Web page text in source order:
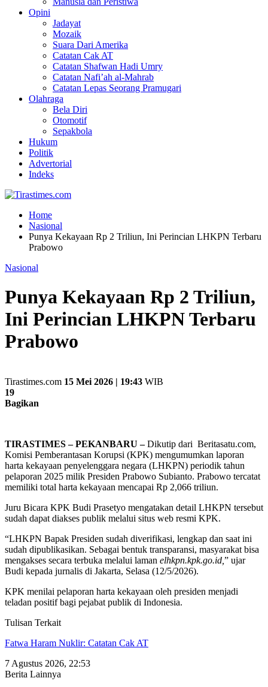
Opini
Jadayat
Mozaik
Suara Dari Amerika
Catatan Cak AT
Catatan Shafwan Hadi Umry
Catatan Nafi’ah al-Mahrab
Catatan Lepas Seorang Pramugari
Olahraga
Bela Diri
Otomotif
Sepakbola
Hukum
Politik
Advertorial
Indeks
Home
Nasional
Punya Kekayaan Rp 2 Triliun, Ini Perincian LHKPN Terbaru
Prabowo
Nasional
Punya Kekayaan Rp 2 Triliun,
Ini Perincian LHKPN Terbaru
Prabowo
Tirastimes.com 15 Mei 2026 | 19:43 WIB
19
Bagikan
TIRASTIMES – PEKANBARU –Dikutip dari Beritasatu.com,
Komisi Pemberantasan Korupsi (KPK) mengumumkan laporan
harta kekayaan penyelenggara negara (LHKPN) periodik tahun
pelaporan 2025 milik Presiden Prabowo Subianto. Prabowo tercatat
memiliki total harta kekayaan mencapai Rp 2,066 triliun.
Juru Bicara KPK Budi Prasetyo mengatakan detail LHKPN tersebut
sudah dapat diakses publik melalui situs web resmi KPK.
“LHKPN Bapak Presiden sudah diverifikasi, lengkap dan saat ini
sudah dipublikasikan. Sebagai bentuk transparansi, masyarakat bisa
mengakses secara terbuka melalui laman elhkpn.kpk.go.id, ” ujar
Budi kepada jurnalis di Jakarta, Selasa (12/5/2026).
KPK menilai pelaporan harta kekayaan oleh presiden menjadi
teladan positif bagi pejabat publik di Indonesia.
Tulisan Terkait
Fatwa Haram Nuklir: Catatan Cak AT
7 Agustus 2026, 22:53
Berita Lainnya